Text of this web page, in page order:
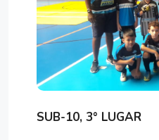
SUB-10, 3° LUGAR